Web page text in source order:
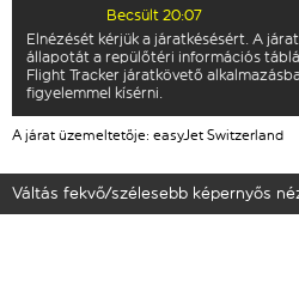
Becsült 20:07
Elnézését kérjük a járatkésésért. A járat
állapotát a repülőtéri információs
Flight Tracker járatkövető
figyelemmel kísérni.
A járat üzemeltetője: easyJet Switzerland
Váltás fekvő/szélesebb képernyős